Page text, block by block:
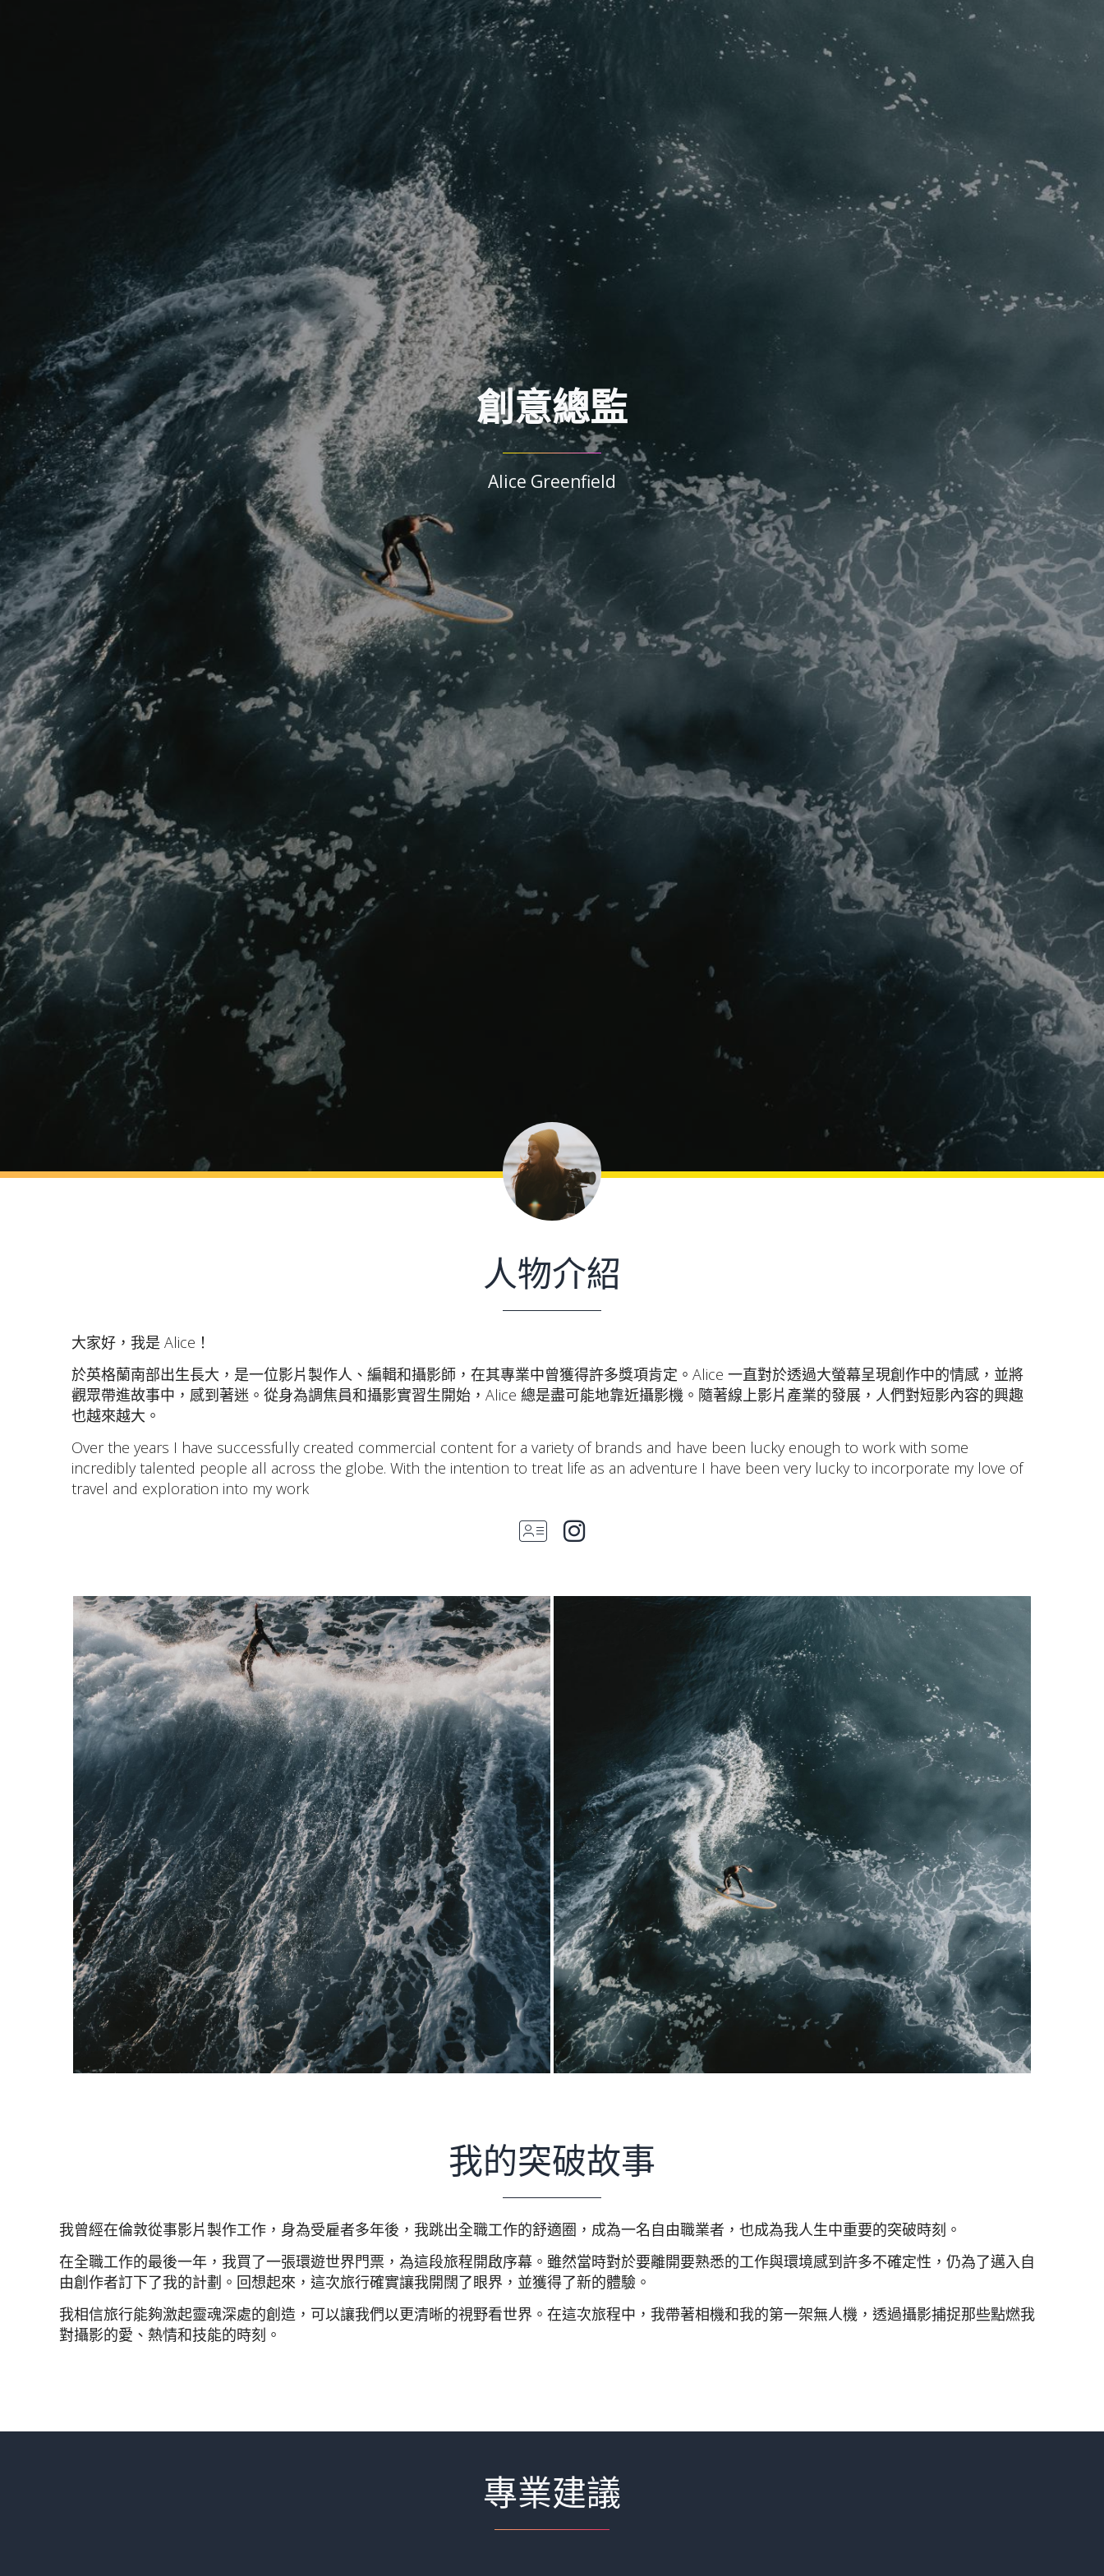
創意總監
Alice Greenfield
人物介紹
大家好，我是 Alice！
於英格蘭南部出生長大，是一位影片製作人、編輯和攝影師，在其專業中曾獲得許多獎項肯定。Alice 一直對於透過大螢幕呈現創作中的情感，並將
觀眾帶進故事中，感到著迷。從身為調焦員和攝影實習生開始，Alice 總是盡可能地靠近攝影機。隨著線上影片產業的發展，人們對短影內容的興趣
也越來越大。
Over the years I have successfully created commercial content for a variety of brands and have been lucky enough to work with some
incredibly talented people all across the globe. With the intention to treat life as an adventure I have been very lucky to incorporate my love of
travel and exploration into my work
我的突破故事
我曾經在倫敦從事影片製作工作，身為受雇者多年後，我跳出全職工作的舒適圈，成為一名自由職業者，也成為我人生中重要的突破時刻。
在全職工作的最後一年，我買了一張環遊世界門票，為這段旅程開啟序幕。雖然當時對於要離開要熟悉的工作與環境感到許多不確定性，仍為了邁入自
由創作者訂下了我的計劃。回想起來，這次旅行確實讓我開闊了眼界，並獲得了新的體驗。
我相信旅行能夠激起靈魂深處的創造，可以讓我們以更清晰的視野看世界。在這次旅程中，我帶著相機和我的第一架無人機，透過攝影捕捉那些點燃我
對攝影的愛、熱情和技能的時刻。
專業建議